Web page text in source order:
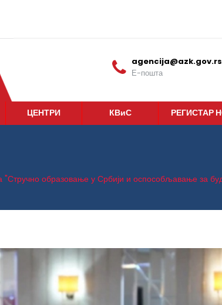
agencija@azk.gov.rs
Е-пошта
ЦЕНТРИ КВиС РЕГИСТАР
"Стручно образовање у Србији и оспособљавање за